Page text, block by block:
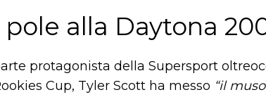
alla Daytona
protagonista della Supersport
Cup, Tyler Scott ha messo “il